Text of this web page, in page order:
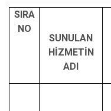
SIRA
NO
SUNULAN
HİZMETİN
ADI